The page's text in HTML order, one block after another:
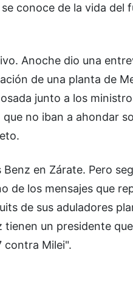
conoce de la vida del
Anoche dio una
de una planta de
junto a los
no iban a ahondar
en Zárate. Pero
de los mensajes que
de sus aduladores
un presidente
contra Milei".